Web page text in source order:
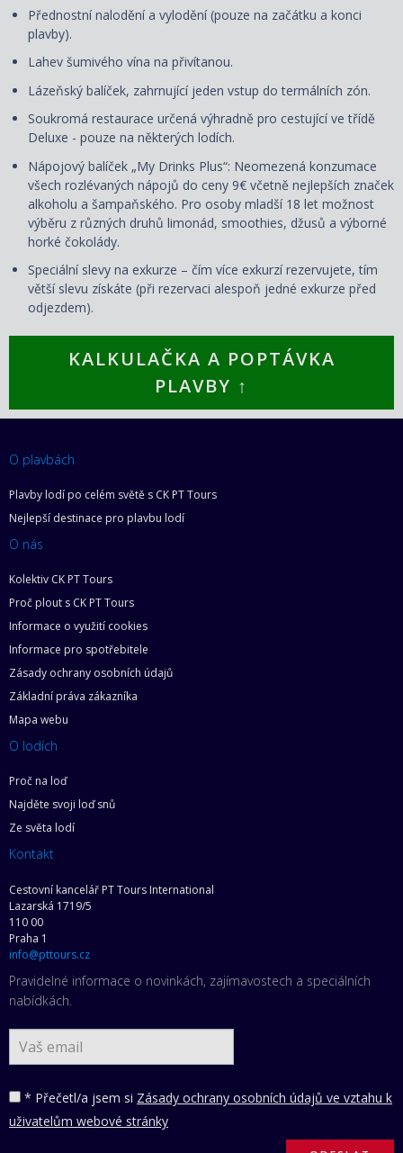
Přednostní nalodění a vylodění (pouze na začátku a konci
plavby).
Lahev šumivého vína na přivítanou.
Lázeňský balíček, zahrnující jeden vstup do termálních zón.
Soukromá restaurace určená výhradně pro cestující ve třídě
Deluxe - pouze na některých lodích.
Nápojový balíček „My Drinks Plus“: Neomezená konzumace
všech rozlévaných nápojů do ceny 9€ včetně nejlepších značek
alkoholu a šampaňského. Pro osoby mladší 18 let možnost
výběru z různých druhů limonád, smoothies, džusů a výborné
horké čokolády.
Speciální slevy na exkurze – čím více exkurzí rezervujete, tím
větší slevu získáte (při rezervaci alespoň jedné exkurze před
odjezdem).
KALKULAČKA A POPTÁVKA
PLAVBY ↑
O plavbách
Plavby lodí po celém světě s CK PT Tours
Nejlepší destinace pro plavbu lodí
O nás
Kolektiv CK PT Tours
Proč plout s CK PT Tours
Informace o využití cookies
Informace pro spotřebitele
Zásady ochrany osobních údajů
Základní práva zákazníka
Mapa webu
O lodích
Proč na loď
Najděte svoji loď snů
Ze světa lodí
Kontakt
Cestovní kancelář PT Tours International
Lazarská 1719/5
110 00
Praha 1
info@pttours.cz
Pravidelné informace o novinkách, zajímavostech a speciálních
nabídkách.
* Přečetl/a jsem si Zásady ochrany osobních údajů ve vztahu k
uživatelům webové stránky